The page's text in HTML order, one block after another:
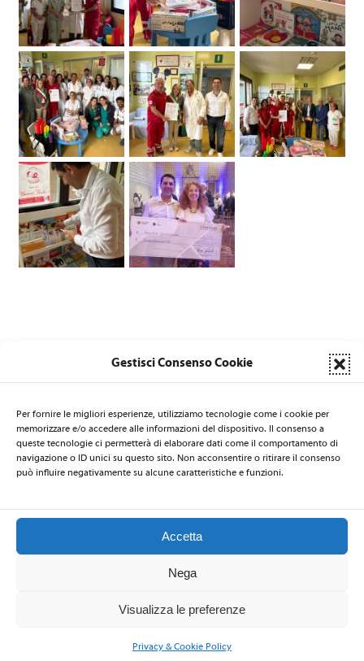
Gestisci Consenso Cookie
Per fornire le migliori esperienze, utilizziamo tecnologie come i cookie per
memorizzare e/o accedere alle informazioni del dispositivo. Il consenso a
queste tecnologie ci permetterà di elaborare dati come il comportamento di
navigazione o ID unici su questo sito. Non acconsentire o ritirare il consenso
può influire negativamente su alcune caratteristiche e funzioni.
Accetta
Nega
Visualizza le preferenze
Privacy & Cookie Policy
LA SEGRETERIA DI NATI PER LA MUSICA È AFFIDATA AL CSB
Centro per la Salute delle Bambine e dei Bambini- via Nicolò de
Telefono: +39 040 3220447 - Fax: +39 040 306839